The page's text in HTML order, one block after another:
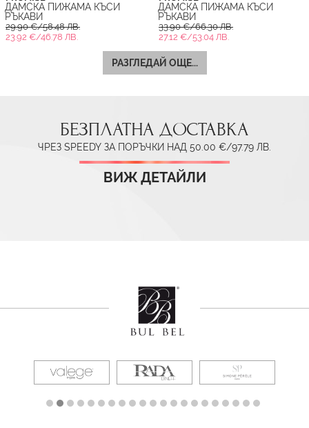
ДАМСКА ПИЖАМА КЪСИ
РЪКАВИ
29.90 €/58.48 ЛВ.
23.92 €/46.78 ЛВ.
ДАМСКА ПИЖАМА КЪСИ
РЪКАВИ
33.90 €/66.30 ЛВ.
27.12 €/53.04 ЛВ.
РАЗГЛЕДАЙ ОЩЕ...
БЕЗПЛАТНА ДОСТАВКА
ЧРЕЗ SPEEDY ЗА ПОРЪЧКИ НАД 50.00 €/97.79 ЛВ.
ВИЖ ДЕТАЙЛИ